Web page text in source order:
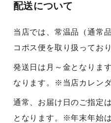
配送について
当店では、常温品（通常
コポス便を取り扱っており
発送日は月～金となりま
なります。※当店カレン
通常、お届け日のご指定
となります。※年末年始は